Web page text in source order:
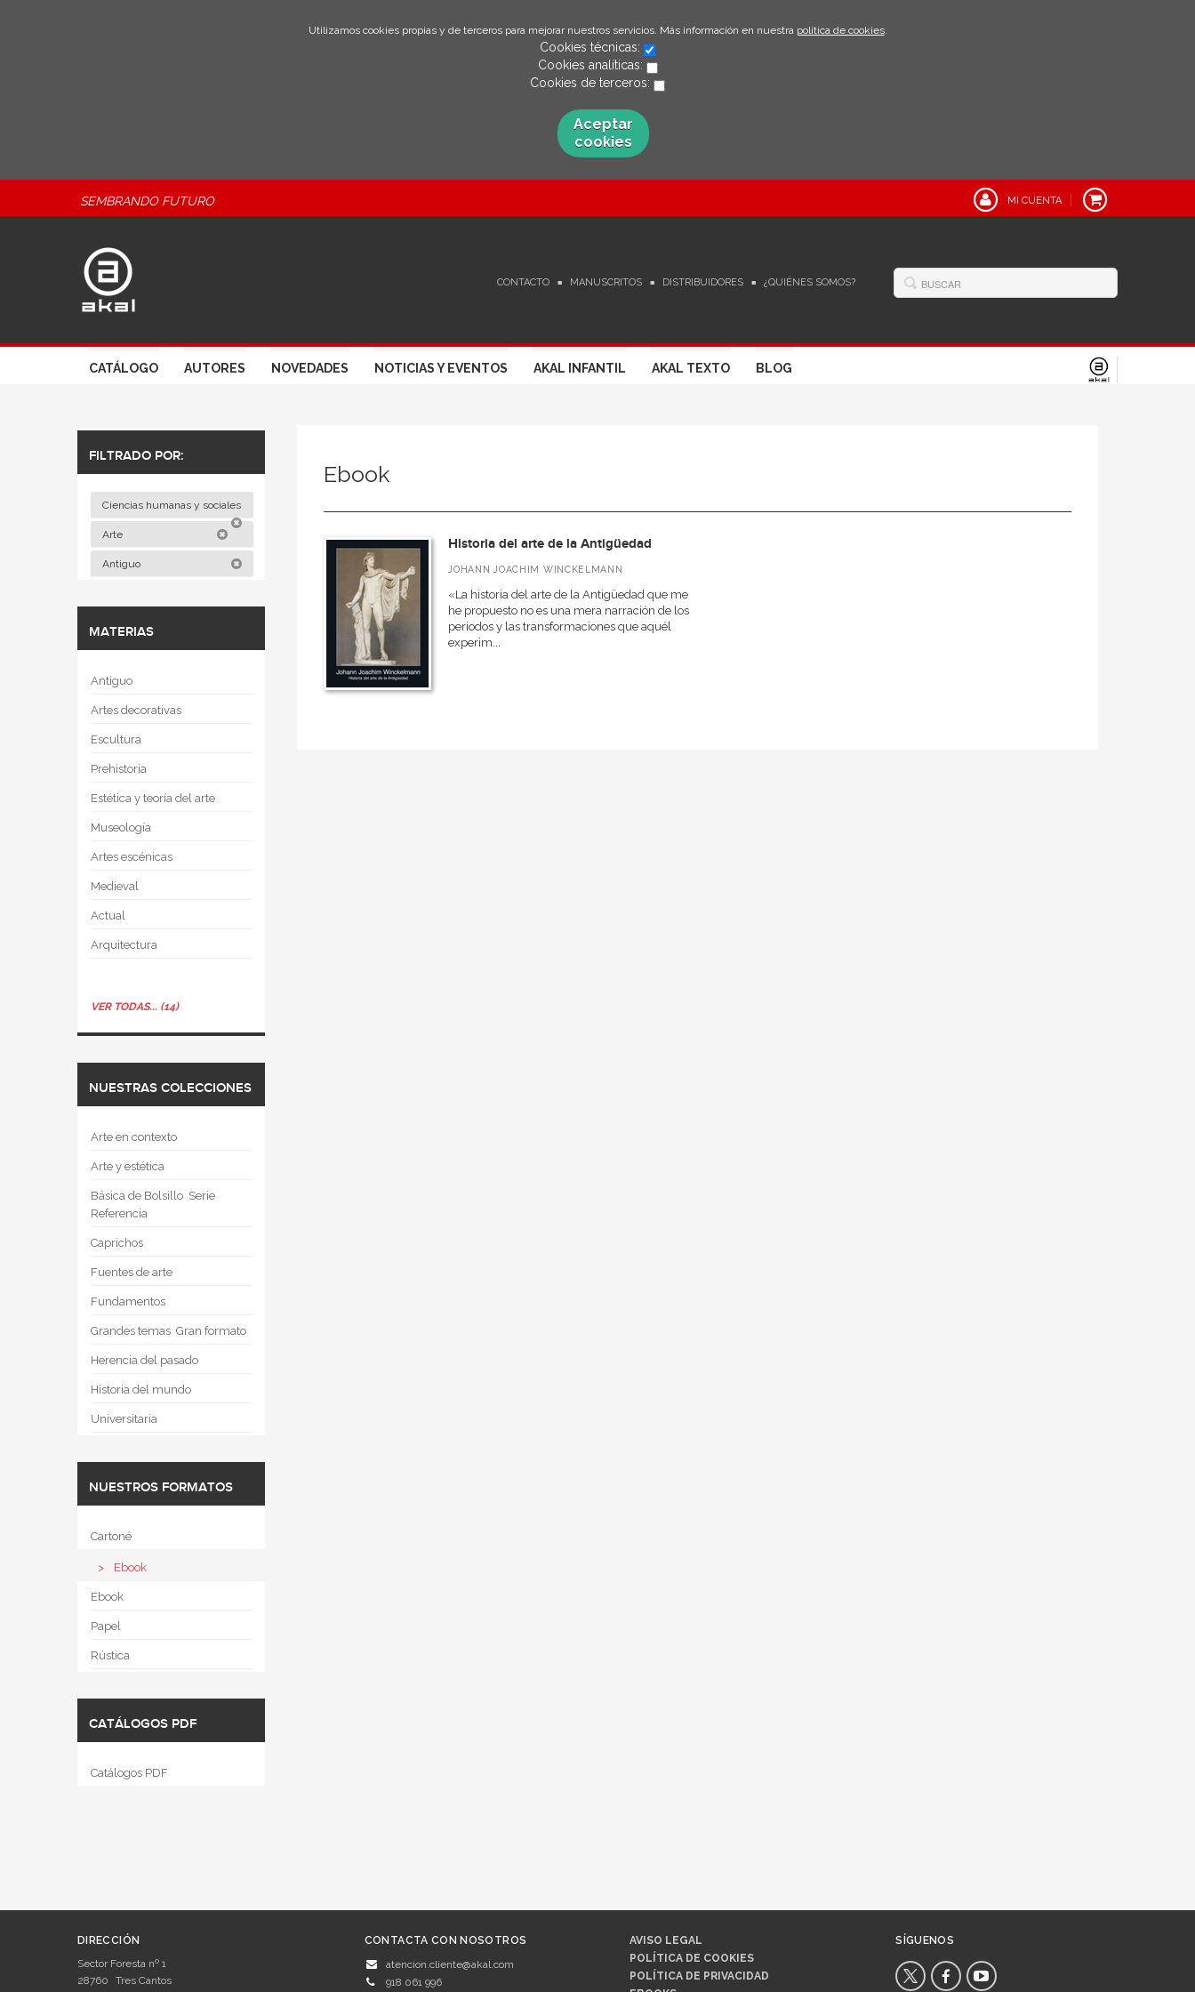
Utilizamos cookies propias y de terceros para mejorar nuestros servicios. Más información en nuestra política de cookies.
Cookies técnicas:
Cookies analíticas:
Cookies de terceros:
Aceptar
cookies
SEMBRANDO FUTURO MI CUENTA
CONTACTO MANUSCRITOS DISTRIBUIDORES ¿QUIÉNES SOMOS?
CATÁLOGO AUTORES NOVEDADES NOTICIAS Y EVENTOS AKAL INFANTIL AKAL TEXTO BLOG
FILTRADO POR:
Ciencias humanas y sociales
Arte
Antiguo
MATERIAS
Antiguo
Artes decorativas
Escultura
Prehistoria
Estética y teoría del arte
Museología
Artes escénicas
Medieval
Actual
Arquitectura
VER TODAS... (14)
NUESTRAS COLECCIONES
Arte en contexto
Arte y estética
Básica de Bolsillo  Serie
Referencia
Caprichos
Fuentes de arte
Fundamentos
Grandes temas  Gran formato
Herencia del pasado
Historia del mundo
Universitaria
NUESTROS FORMATOS
Cartoné
Ebook
Ebook
Papel
Rústica
CATÁLOGOS PDF
Catálogos PDF
Ebook
Historia del arte de la Antigüedad
JOHANN JOACHIM WINCKELMANN
«La historia del arte de la Antigüedad que me
he propuesto no es una mera narración de los
periodos y las transformaciones que aquél
experim...
DIRECCIÓN
Sector Foresta nº 1
28760
Tres Cantos
CONTACTA CON NOSOTROS
atencion.cliente@akal.com
918 061 996
AVISO LEGAL
POLÍTICA DE COOKIES
POLÍTICA DE PRIVACIDAD
SÍGUENOS